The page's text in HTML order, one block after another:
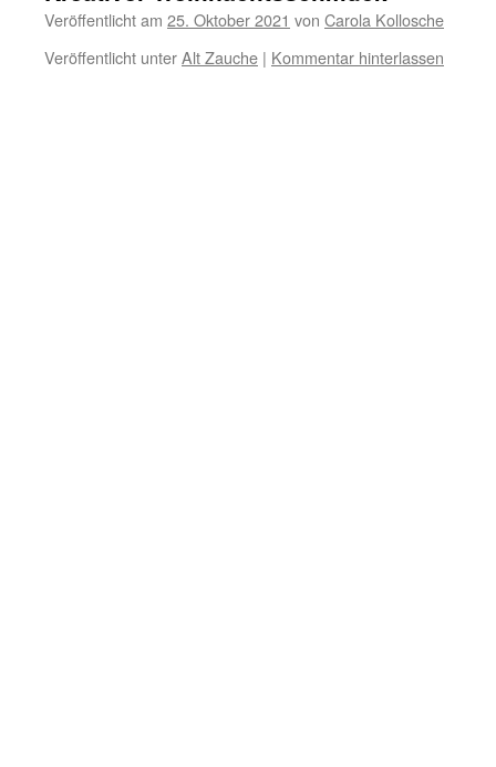
Veröffentlicht am 25. Oktober 2021 von Carola Kollosche
Veröffentlicht unterAlt Zauche | Kommentar hinterlassen